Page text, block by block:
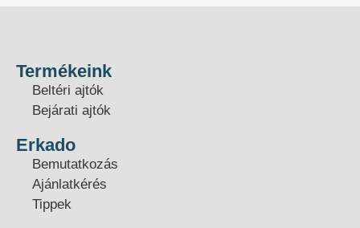
Termékeink
Beltéri ajtók
Bejárati ajtók
Erkado
Bemutatkozás
Ajánlatkérés
Tippek